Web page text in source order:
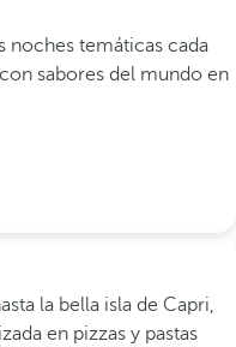
noches temáticas cada
sabores del mundo en
la bella isla de Capri,
en pizzas y pastas